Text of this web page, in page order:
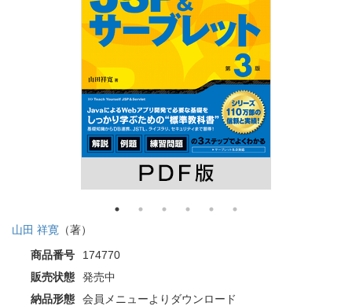
山田 祥寛 （著）
商品番号
174770
販売状態
発売中
納品形態
会員メニューよりダウンロード